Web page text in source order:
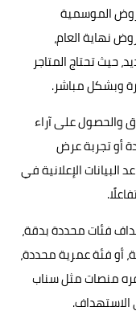
الموسمية
نهاية العام،
حيث تحتاج المتاجر
وبشكل مباشر.
والحصول على آراء
أو تجربة عرض
الإعلانية في
فئات محددة بدقة،
أو فئة عمرية محددة،
منصات مثل سناب